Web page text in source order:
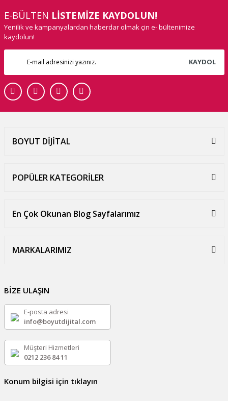
E-BÜLTEN LİSTEMİZE KAYDOLUN!
Yenilik ve kampanyalardan haberdar olmak çin e- bültenimize
kaydolun!
KAYDOL
BOYUT DİJİTAL
POPÜLER KATEGORİLER
En Çok Okunan Blog Sayfalarımız
MARKALARIMIZ
BİZE ULAŞIN
E-posta adresi
info@boyutdijital.com
Müşteri Hizmetleri
0212 236 84 11
Konum bilgisi için tıklayın